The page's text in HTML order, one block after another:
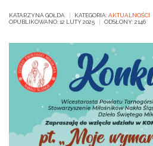
KATARZYNA GOŁDA KATEGORIA:AKTUALNOŚCI
OPUBLIKOWANO: 12 LUTY 2025
ODSŁONY: 2146